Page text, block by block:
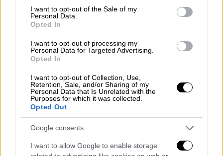
consent section.
I want to opt-out of the Sale of my
Personal Data.
Opted In
I want to opt-out of processing my
Personal Data for Targeted Advertising.
Opted In
I want to opt-out of Collection, Use,
Retention, Sale, and/or Sharing of my
Personal Data that Is Unrelated with the
Purposes for which it was collected.
Opted Out
Google consents
I want to allow Google to enable storage
Ηράκλειο: Ανάστατη η κοινωνία για την
αξιοποίηση του αεροδρομίου από το
ΤΑΙΠΕΔ
Ζήτημα ημερών η προκήρυξη του
διαγωνισμού για τη μελέτη εκπόνησης του
Ειδικού Πολεοδομικού Σχεδίου του δήμου
Μινώα Πεδιάδας